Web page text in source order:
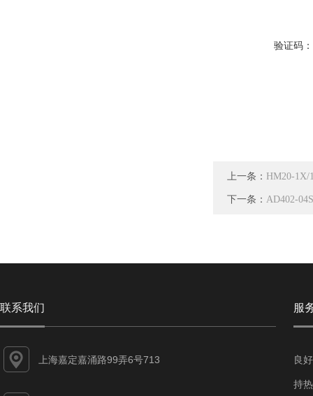
验证码：
上一条： HM20-1X/
下一条： AD402-
联系我们
上海嘉定嘉涌路99弄6号713
服
良
持